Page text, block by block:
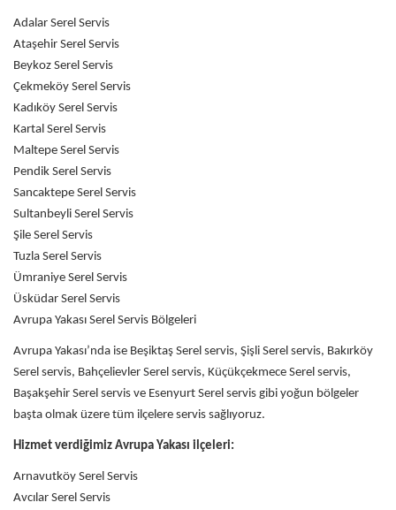
Adalar Serel Servis
Ataşehir Serel Servis
Beykoz Serel Servis
Çekmeköy Serel Servis
Kadıköy Serel Servis
Kartal Serel Servis
Maltepe Serel Servis
Pendik Serel Servis
Sancaktepe Serel Servis
Sultanbeyli Serel Servis
Şile Serel Servis
Tuzla Serel Servis
Ümraniye Serel Servis
Üsküdar Serel Servis
Avrupa Yakası Serel Servis Bölgeleri
Avrupa Yakası’nda ise Beşiktaş Serel servis, Şişli Serel servis, Bakırköy
Serel servis, Bahçelievler Serel servis, Küçükçekmece Serel servis,
Başakşehir Serel servis ve Esenyurt Serel servis gibi yoğun bölgeler
başta olmak üzere tüm ilçelere servis sağlıyoruz.
Hizmet verdiğimiz Avrupa Yakası ilçeleri:
Arnavutköy Serel Servis
Avcılar Serel Servis